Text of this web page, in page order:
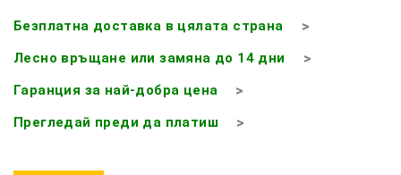
Безплатна доставка в цялата страна
Лесно връщане или замяна до 14 дни
Гаранция за най-добра цена
Прегледай преди да платиш